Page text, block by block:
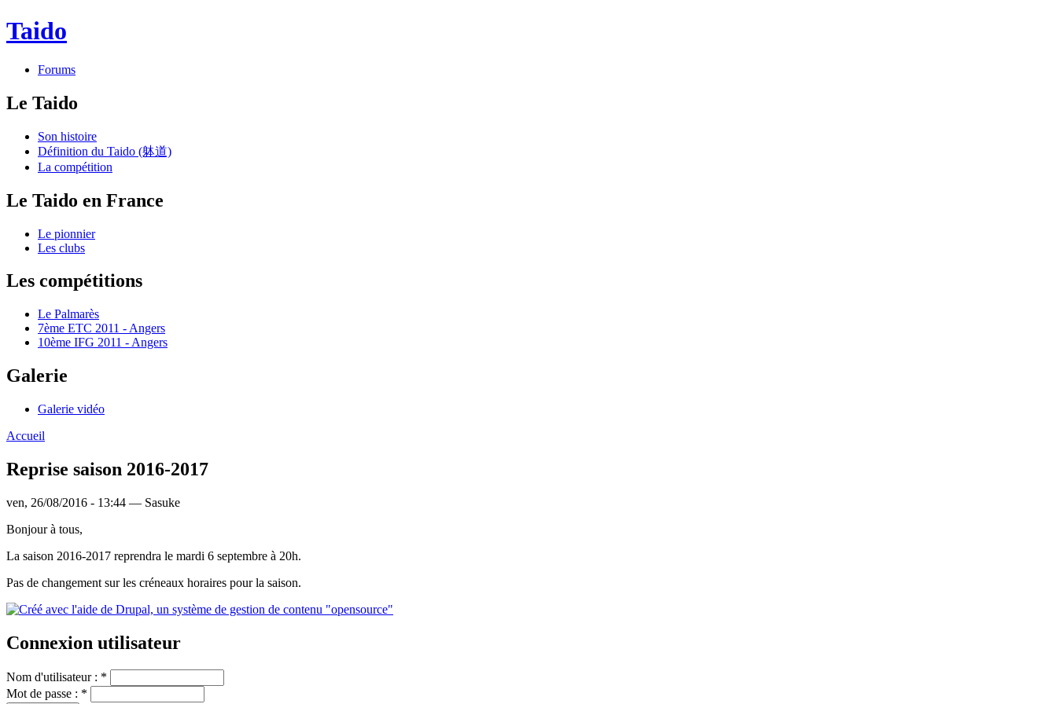
Taido
Forums
Le Taido
Son histoire
Définition du Taido (躰道)
La compétition
Le Taido en France
Le pionnier
Les clubs
Les compétitions
Le Palmarès
7ème ETC 2011 - Angers
10ème IFG 2011 - Angers
Galerie
Galerie vidéo
Accueil
Reprise saison 2016-2017
ven, 26/08/2016 - 13:44 — Sasuke
Bonjour à tous,
La saison 2016-2017 reprendra le mardi 6 septembre à 20h.
Pas de changement sur les créneaux horaires pour la saison.
Connexion utilisateur
Nom d'utilisateur : *
Mot de passe : *